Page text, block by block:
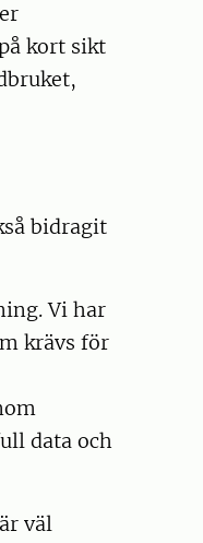
kort sikt
bidragit
Vi har
krävs för
data och
väl